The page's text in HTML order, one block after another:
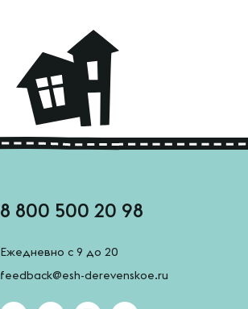
8 800 500 20 98
Ежедневно с 9 до 20
feedback@esh-derevenskoe.ru